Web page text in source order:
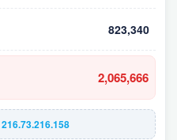
823,340
2,065,666
216.73.216.158